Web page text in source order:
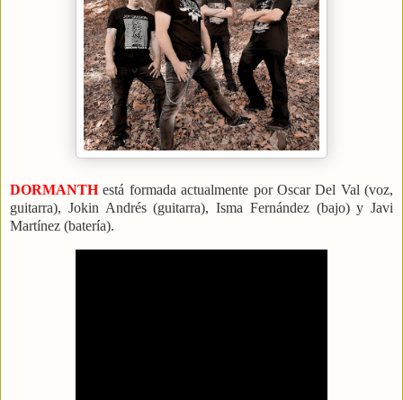
DORMANTHestá formada actualmente por Oscar Del Val (voz,
guitarra), Jokin Andrés (guitarra), Isma Fernández (bajo) y Javi
Martínez (batería).